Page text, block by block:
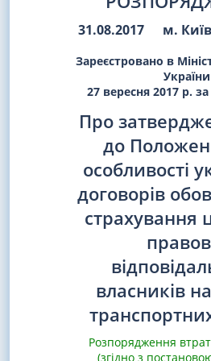
31.08.2017 м. Київ
Зареєстровано в
України
27 вересня 2017 р.
Про
до
особливості
договорів
страхування
власників
Розпорядження
(згідно з